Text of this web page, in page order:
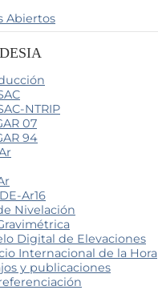
Abiertos
NTRIP
07
94
Ar16
Nivelación
Digital de Elevaciones
Internacional de la Hora
y publicaciones